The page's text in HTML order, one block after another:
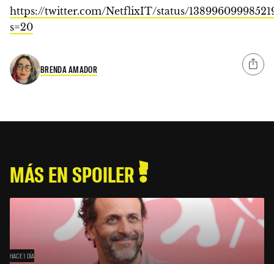
https://twitter.com/NetflixIT/status/
s=20
BRENDA AMADOR
MÁS EN SPOILER
HACE 1 DÍA